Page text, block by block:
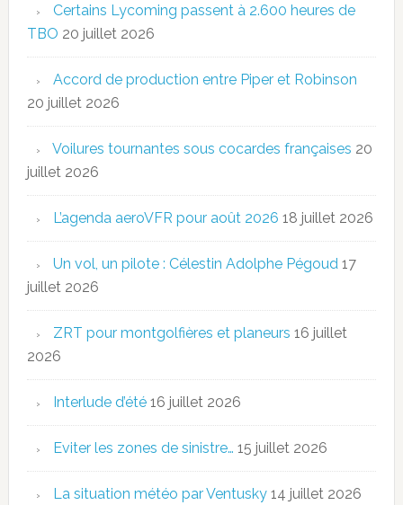
Certains Lycoming passent à 2.600 heures de
TBO 20 juillet 2026
Accord de production entre Piper et Robinson
20 juillet 2026
Voilures tournantes sous cocardes françaises 20
juillet 2026
L’agenda aeroVFR pour août 2026 18 juillet 2026
Un vol, un pilote : Célestin Adolphe Pégoud 17
juillet 2026
ZRT pour montgolfières et planeurs 16 juillet
2026
Interlude d’été 16 juillet 2026
Eviter les zones de sinistre… 15 juillet 2026
La situation météo par Ventusky 14 juillet 2026